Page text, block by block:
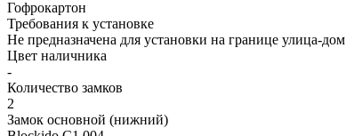
Гофрокартон
Требования к установке
Не предназначена для установки на границе улица-дом
Цвет наличника
-
Количество замков
2
Замок основной (нижний)